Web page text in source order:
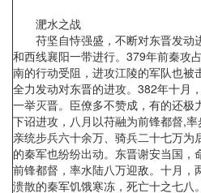
淝水之战
苻坚自恃强盛，不断对东晋发动
和西线襄阳一带进行。379年前秦攻
南的行动受阻，进攻江陵的军队也被
全力发动对东晋的进攻。382年十月
一举灭晋。臣僚多不赞成，有的还
下诏进攻，八月以苻融为前锋都督,
亲统步兵六十余万、骑兵二十七万为
的秦军也纷纷出动。东晋谢安当国，
前锋都督，率水陆八万迎敌。十月，
溃散的秦军饥饿寒冻，死亡十之七八